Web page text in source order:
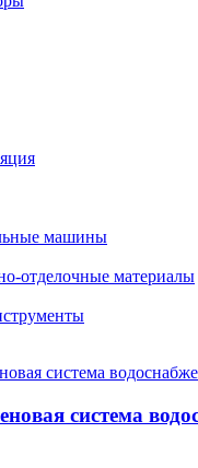
машины
отделочные материалы
система